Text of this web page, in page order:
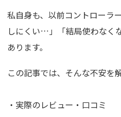
私自身も、以前コントローラ
しにくい…」「結局使わなく
あります。
この記事では、そんな不安を
・実際のレビュー・口コミ